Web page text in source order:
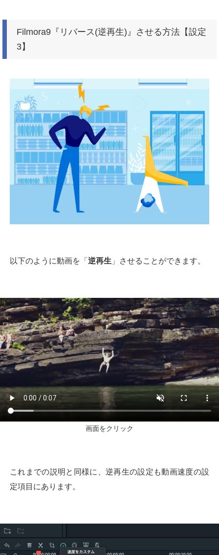
Filmora9『リバース(逆再生)』させる方法【設定
3】
以下のように動画を「 逆再生 」させることができます。
画面をクリック
これまでの説明と同様に、逆再生の設定も動画速度の設
定項目にあります。